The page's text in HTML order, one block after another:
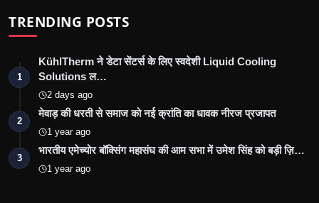
TRENDING POSTS
1
KühlTherm ने डेटा सेंटर्स के लिए स्वदेशी Liquid Cooling
Solutions ल…
2 days ago
2
मेवाड़ की धरती से समाज को नई क्रांति का धावक नीरज प्रजापत
1 year ago
3
भारतीय एमेच्योर बॉक्सिंग महासंघ की आम सभा में उमेश सिंह को बड़ी ज़ि…
1 year ago